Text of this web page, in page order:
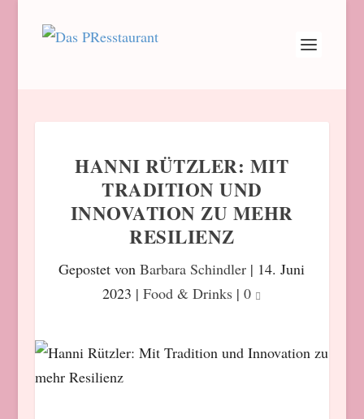
HANNI RÜTZLER: MIT
TRADITION UND
INNOVATION ZU MEHR
RESILIENZ
Gepostet vonBarbara Schindler | 14. Juni
2023 |Food & Drinks |0